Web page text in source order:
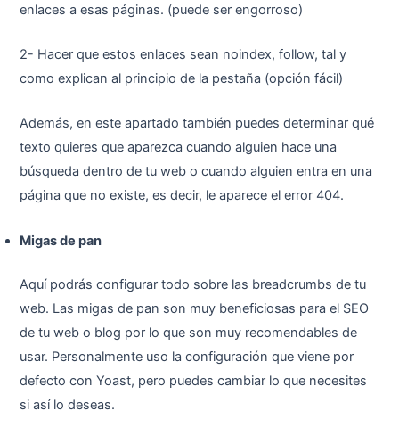
enlaces a esas páginas. (puede ser engorroso)
2- Hacer que estos enlaces sean noindex, follow, tal y
como explican al principio de la pestaña (opción fácil)
Además, en este apartado también puedes determinar qué
texto quieres que aparezca cuando alguien hace una
búsqueda dentro de tu web o cuando alguien entra en una
página que no existe, es decir, le aparece el error 404.
Migas de pan
Aquí podrás configurar todo sobre las breadcrumbs de tu
web. Las migas de pan son muy beneficiosas para el SEO
de tu web o blog por lo que son muy recomendables de
usar. Personalmente uso la configuración que viene por
defecto con Yoast, pero puedes cambiar lo que necesites
si así lo deseas.